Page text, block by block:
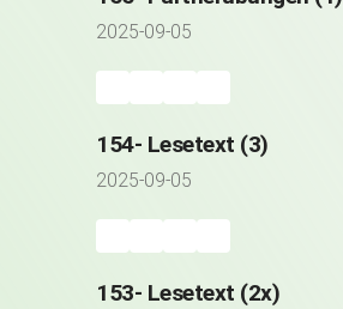
2025-09-05
154- Lesetext (3)
2025-09-05
153- Lesetext (2x)